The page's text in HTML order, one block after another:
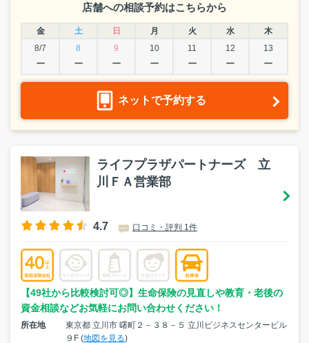
店舗への相談予約はこちらから
金 土 日 月 火 水
木
8/7
8 9 10 11 12 13
ー ー ー ー ー ー ー
ネットで予約する
ライフプラザパートナーズ 立
川ＦＡ営業部
4.7 口コミ・評判 1件
【49社から比較検討可◎】生命保険の見直しや教育・老後の
資金相談などお気軽にお問い合わせください！
所在地
東京都 立川市 曙町２－３８－５ 立川ビジネスセンタービル
９F (地図を見る)